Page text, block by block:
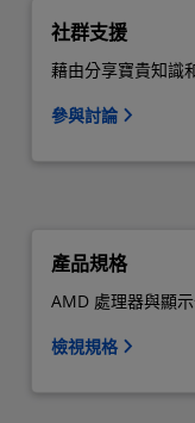
社群支援
藉由分享寶貴知識
參與討論
產品規格
AMD 處理器與顯
檢視規格